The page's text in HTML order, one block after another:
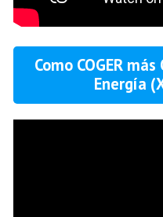
Como COGER
Energía